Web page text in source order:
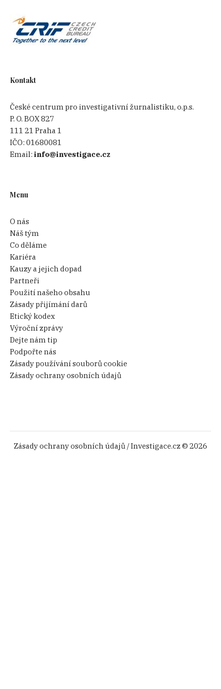
Kontakt
České centrum pro investigativní žurnalistiku, o.p.s.
P. O. BOX 827
111 21 Praha 1
IČO:01680081
Email:info@investigace.cz
Menu
O nás
Náš tým
Co děláme
Kariéra
Kauzy a jejich dopad
Partneři
Použití našeho obsahu
Zásady přijímání darů
Etický kodex
Výroční zprávy
Dejte nám tip
Podpořte nás
Zásady používání souborů cookie
Zásady ochrany osobních údajů
Zásady ochrany osobních údajů / Investigace.cz © 2026